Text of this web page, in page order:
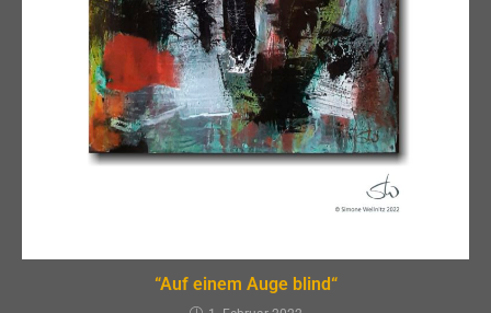
“Auf einem Auge blind“